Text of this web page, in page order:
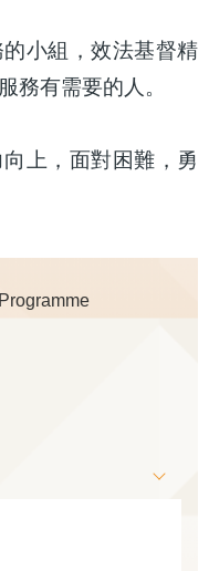
小組，效法基督精
務有需要的人。
上，面對困難，勇